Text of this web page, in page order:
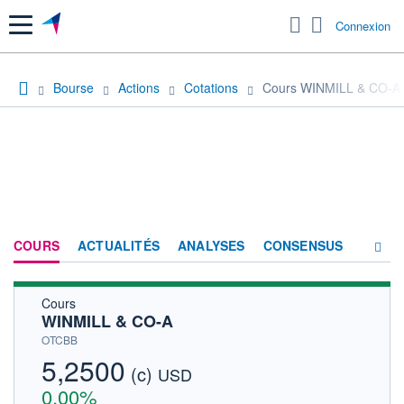
Menu Connexion
Bourse Actions Cotations Cours WINMILL & CO-A
COURS ACTUALITÉS ANALYSES CONSENSUS
Cours
WINMILL & CO-A
OTCBB
5,2500 (c) USD
0,00%